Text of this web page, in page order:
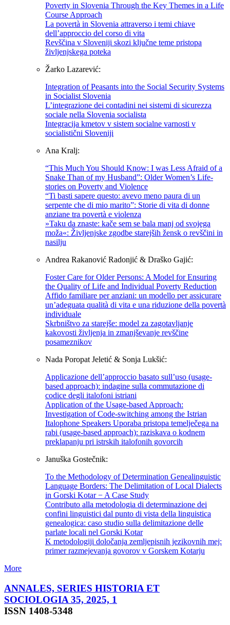
Poverty in Slovenia Through the Key Themes in a Life
Course Approach
La povertà in Slovenia attraverso i temi chiave
dell’approccio del corso di vita
Revščina v Sloveniji skozi ključne teme pristopa
življenjskega poteka
Žarko Lazarević:
Integration of Peasants into the Social Security Systems
in Socialist Slovenia
L’integrazione dei contadini nei sistemi di sicurezza
sociale nella Slovenia socialista
Integracija kmetov v sistem socialne varnosti v
socialistični Sloveniji
Ana Kralj:
“This Much You Should Know: I was Less Afraid of a
Snake Than of my Husband”: Older Women’s Life-
stories on Poverty and Violence
“Ti basti sapere questo: avevo meno paura di un
serpente che di mio marito”: Storie di vita di donne
anziane tra povertà e violenza
»Taku da znaste: kače sem se bala manj od svojega
moža«: Življenjske zgodbe starejših žensk o revščini in
nasilju
Andrea Rakanović Radonjić & Draško Gajić:
Foster Care for Older Persons: A Model for Ensuring
the Quality of Life and Individual Poverty Reduction
Affido familiare per anziani: un modello per assicurare
un’adeguata qualità di vita e una riduzione della povertà
individuale
Skrbništvo za starejše: model za zagotavljanje
kakovosti življenja in zmanjševanje revščine
posameznikov
Nada Poropat Jeletić & Sonja Lukšić:
Applicazione dell’approccio basato sull’uso (usage-
based approach): indagine sulla commutazione di
codice degli italofoni istriani
Application of the Usage-based Approach:
Investigation of Code-switching among the Istrian
Italophone Speakers Uporaba pristopa temelječega na
rabi (usage-based approach): raziskava o kodnem
preklapanju pri istrskih italofonih govorcih
Januška Gostečnik:
To the Methodology of Determination Genealinguistic
Language Borders: The Delimitation of Local Dialects
in Gorski Kotar − A Case Study
Contributo alla metodologia di determinazione dei
confini linguistici dal punto di vista della linguistica
genealogica: caso studio sulla delimitazione delle
parlate locali nel Gorski Kotar
K metodologiji določanja zemljepisnih jezikovnih mej:
primer razmejevanja govorov v Gorskem Kotarju
More
ANNALES, SERIES HISTORIA ET
SOCIOLOGIA 35, 2025, 1
ISSN 1408-5348